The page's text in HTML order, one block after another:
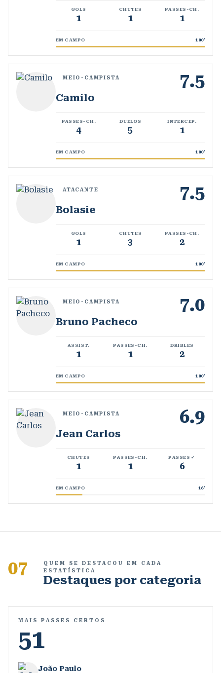
GOLS
1
CHUTES
1
PASSES-CH.
1
EM CAMPO 100'
MEIO-CAMPISTA 7.5
Camilo
PASSES-CH.
4
DUELOS
5
INTERCEP.
1
EM CAMPO 100'
ATACANTE 7.5
Bolasie
GOLS
1
CHUTES
3
PASSES-CH.
2
EM CAMPO 100'
MEIO-CAMPISTA 7.0
Bruno Pacheco
ASSIST.
1
PASSES-CH.
1
DRIBLES
2
EM CAMPO 100'
MEIO-CAMPISTA 6.9
Jean Carlos
CHUTES
1
PASSES-CH.
1
PASSES ✓
6
EM CAMPO 16'
07
QUEM SE DESTACOU EM CADA
ESTATÍSTICA
Destaques por categoria
MAIS PASSES CERTOS
51
João Paulo